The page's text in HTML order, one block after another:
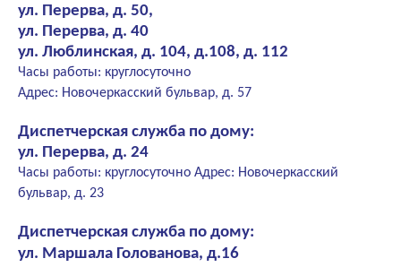
ул. Перерва, д. 50,
ул. Перерва, д. 40
ул. Люблинская, д. 104, д.108, д. 112
Часы работы: круглосуточно
Адрес: Новочеркасский бульвар, д. 57
Диспетчерская служба по дому:
ул. Перерва, д. 24
Часы работы: круглосуточно Адрес: Новочеркасский
бульвар, д. 23
Диспетчерская служба по дому:
ул. Маршала Голованова, д.16